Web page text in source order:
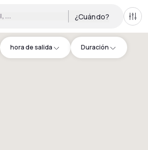
... ¿Cuándo?
hora de salida Duración